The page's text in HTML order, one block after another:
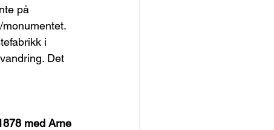
på
i
Det
med Arne